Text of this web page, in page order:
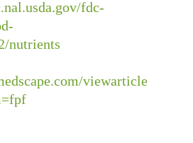
fdc-
nutrients
viewarticle